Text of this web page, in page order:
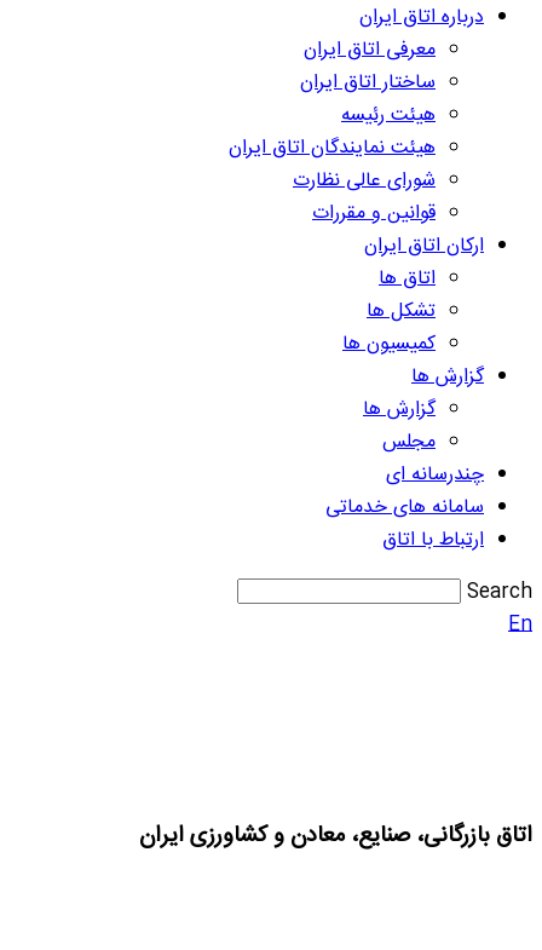
درباره اتاق ایران
معرفی اتاق ایران
ساختار اتاق ایران
هیئت رئیسه
هیئت نمایندگان اتاق ایران
شورای عالی نظارت
قوانین و مقررات
ارکان اتاق ایران
اتاق ها
تشکل ها
کمیسیون ها
گزارش ها
گزارش ها
مجلس
چندرسانه ای
سامانه های خدماتی
ارتباط با اتاق
Search
En
اتاق بازرگانی، صنایع، معادن و کشاورزی ایران